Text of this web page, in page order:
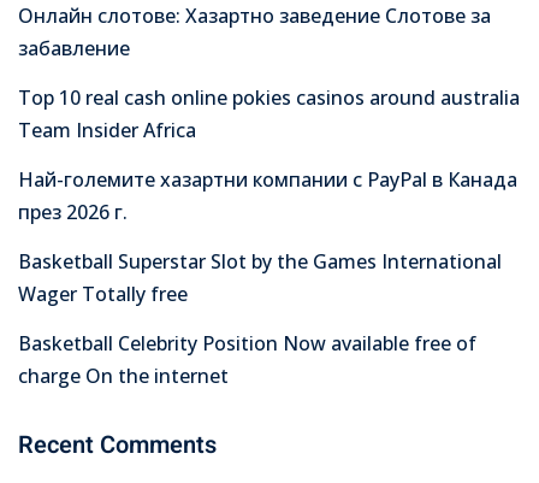
Онлайн слотове: Хазартно заведение Слотове за
забавление
Top 10 real cash online pokies casinos around australia
Team Insider Africa
Най-големите хазартни компании с PayPal в Канада
през 2026 г.
Basketball Superstar Slot by the Games International
Wager Totally free
Basketball Celebrity Position Now available free of
charge On the internet
Recent Comments